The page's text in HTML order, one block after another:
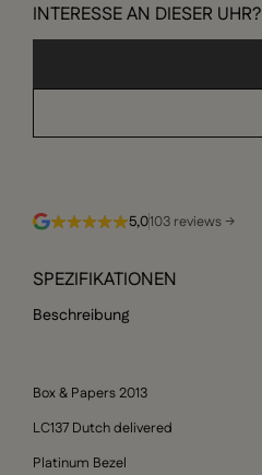
INTERESSE AN DIESER UHR?
5,0103 reviews →
SPEZIFIKATIONEN
Beschreibung
Box & Papers 2013
LC137 Dutch delivered
Platinum Bezel